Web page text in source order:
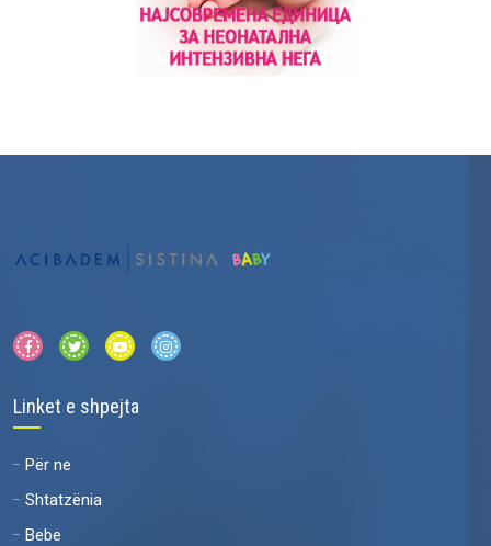
Linket e shpejta
Për ne
Shtatzënia
Bebe